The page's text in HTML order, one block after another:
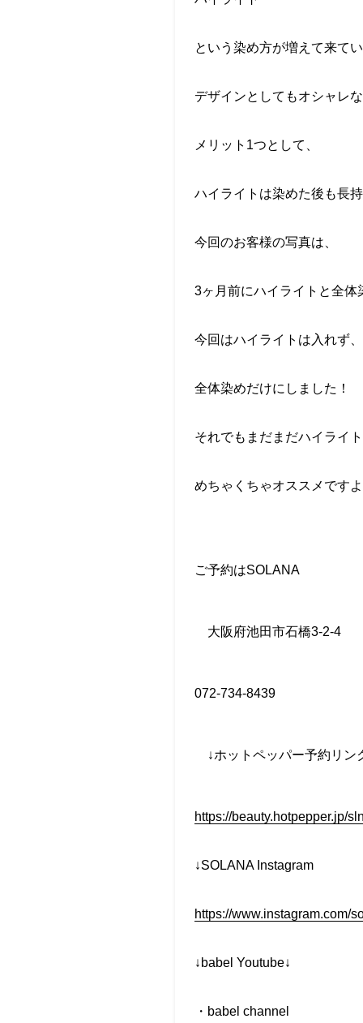
という染め方が増えて来て
デザインとしてもオシャレ
メリット 1つとして、
ハイライトは染めた後も長
今回のお客様の写真は、
3ヶ月前にハイライトと全
今回はハイライトは入れず、
全体染めだけにしました！
それでもまだまだハイライ
めちゃくちゃオススメです
ご予約はSOLANA
大阪府池田市石橋3-2-4
072-734-8439
↓ホットペッパー予約リン
https://beauty.hotpepper.jp/
↓SOLANA Instagram
https://www.instagram.com/
↓babel Youtube↓
・ babel channel